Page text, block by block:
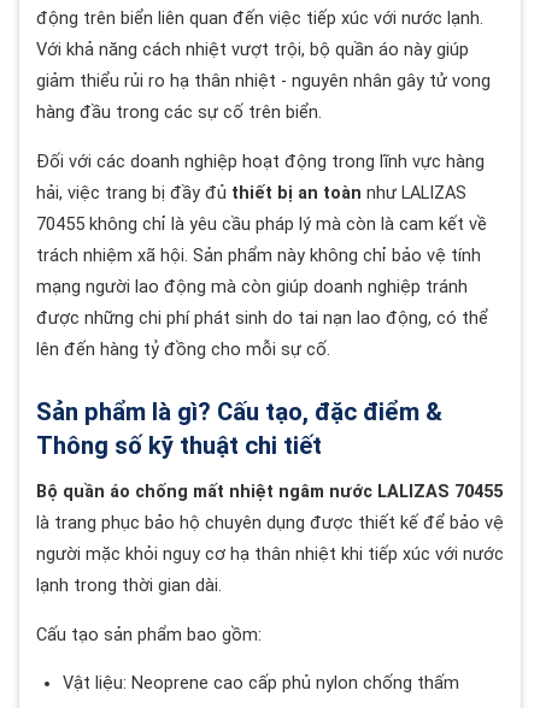
động trên biển liên quan đến việc tiếp xúc với nước lạnh.
Với khả năng cách nhiệt vượt trội, bộ quần áo này giúp
giảm thiểu rủi ro hạ thân nhiệt - nguyên nhân gây tử vong
hàng đầu trong các sự cố trên biển.
Đối với các doanh nghiệp hoạt động trong lĩnh vực hàng
hải, việc trang bị đầy đủ thiết bị an toàn như LALIZAS
70455 không chỉ là yêu cầu pháp lý mà còn là cam kết về
trách nhiệm xã hội. Sản phẩm này không chỉ bảo vệ tính
mạng người lao động mà còn giúp doanh nghiệp tránh
được những chi phí phát sinh do tai nạn lao động, có thể
lên đến hàng tỷ đồng cho mỗi sự cố.
Sản phẩm là gì? Cấu tạo, đặc điểm &
Thông số kỹ thuật chi tiết
Bộ quần áo chống mất nhiệt ngâm nước LALIZAS 70455
là trang phục bảo hộ chuyên dụng được thiết kế để bảo vệ
người mặc khỏi nguy cơ hạ thân nhiệt khi tiếp xúc với nước
lạnh trong thời gian dài.
Cấu tạo sản phẩm bao gồm:
Vật liệu: Neoprene cao cấp phủ nylon chống thấm